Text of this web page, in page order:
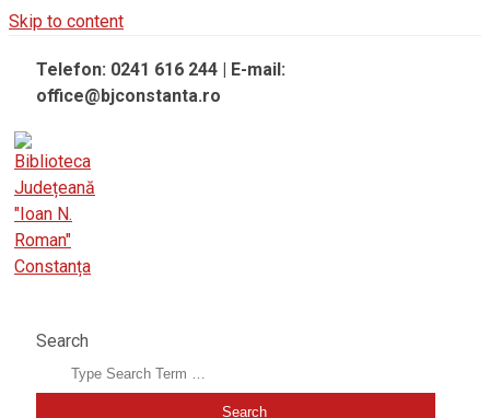
Skip to content
Telefon: 0241 616 244 | E-mail:
office@bjconstanta.ro
Search